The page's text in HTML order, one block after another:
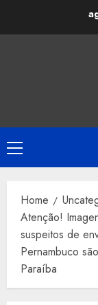
Primary
Menu
Home
Atenção!
suspeitos de
Pernambuco
Paraíba